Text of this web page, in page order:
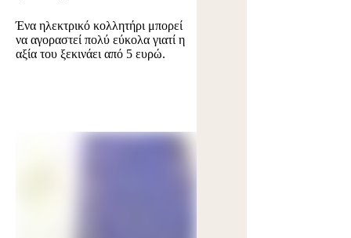
Ένα ηλεκτρικό κολλητήρι μπορεί
να αγοραστεί πολύ εύκολα γιατί η
αξία του ξεκινάει από 5 ευρώ.